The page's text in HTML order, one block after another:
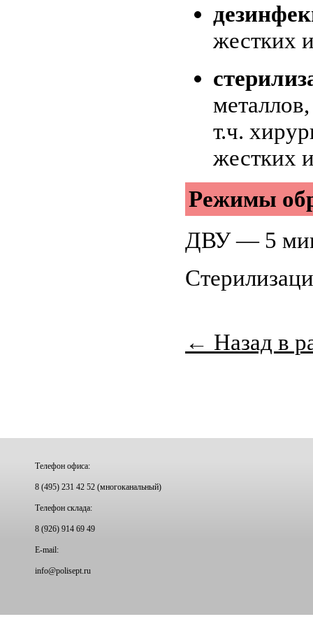
жестких
т.ч.
жестких
Режимы
ДВУ — 5
← Назад в
Телефон офиса:
8 (495) 231 42 52 (многоканальный)
Телефон склада:
8 (926) 914 69 49
E-mail:
info@polisept.ru